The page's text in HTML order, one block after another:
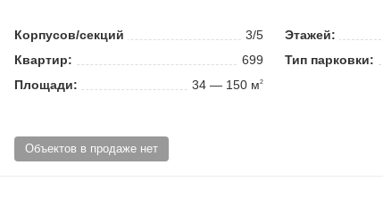
Корпусов/секций 3/5 Этажей:
Квартир:
699 Тип парковки:
Площади:
34 — 150 м2
Объектов в продаже нет